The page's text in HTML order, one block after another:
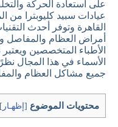
على استعادة الحركة
عيادات سبيد كليوبترا من
القاهرة وتوفر أحدث
أمراض العظام والمفاصل
الأطباء المتخصصين
الأسماء في هذا المجال
جميع مشاكل العظام
محتويات الموضوع [ إظهـار ]